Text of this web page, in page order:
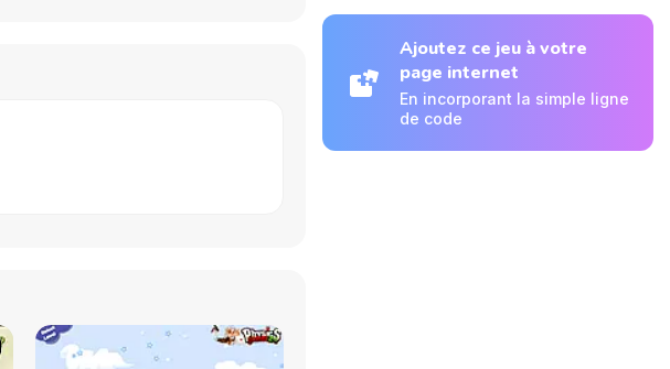
Ajoutez ce jeu à votre
page internet
En incorporant la simple ligne
de code